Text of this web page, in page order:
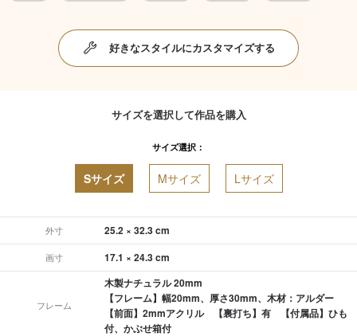
好きなスタイルにカスタマイズする
サイズを選択して作品を購入
サイズ選択：
Sサイズ Mサイズ Lサイズ
外寸 25.2 × 32.3 cm
画寸 17.1 × 24.3 cm
フレーム
木製ナチュラル 20mm
【フレーム】幅20mm、厚さ30mm、木材：アルダー
【前面】2mmアクリル 【裏打ち】有 【付属品】ひも
付、かぶせ箱付